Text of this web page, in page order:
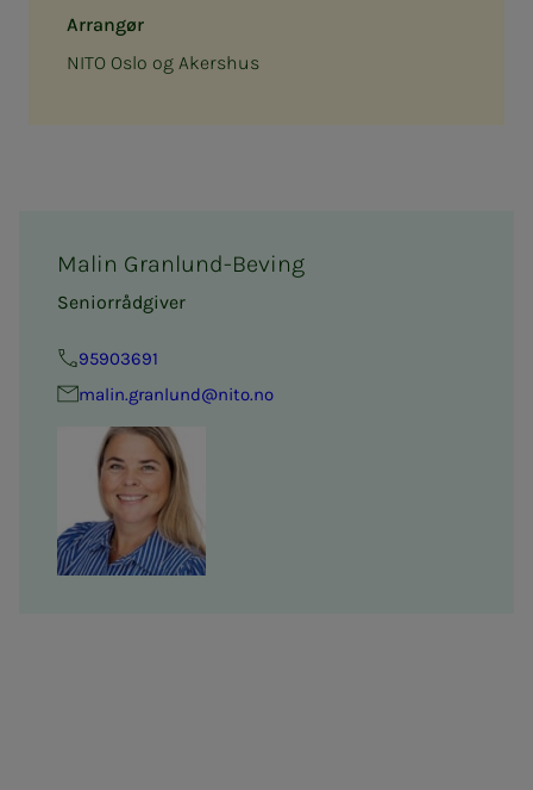
Arrangør
NITO Oslo og Akershus
Malin Granlund-Beving
Seniorrådgiver
95903691
malin.granlund@nito.no